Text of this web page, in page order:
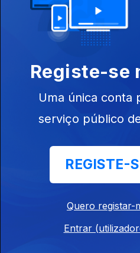
20 jun. 2019
Adaptação às
Exposição E3 - Einstein,
Registe-se
Uma única conta
serviço público
REGISTE-
Quero registar-
Entrar